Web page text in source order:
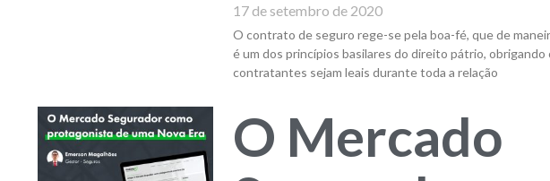
17 de setembro de 2020
O contrato de seguro rege-se pela boa-fé, que de
é um dos princípios basilares do direito pátrio, obrigando
contratantes sejam leais durante toda a relação
O Mercado